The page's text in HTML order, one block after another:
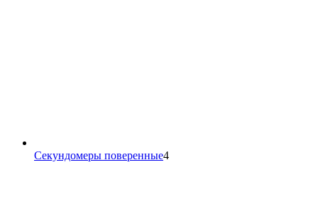
Секундомеры поверенные44